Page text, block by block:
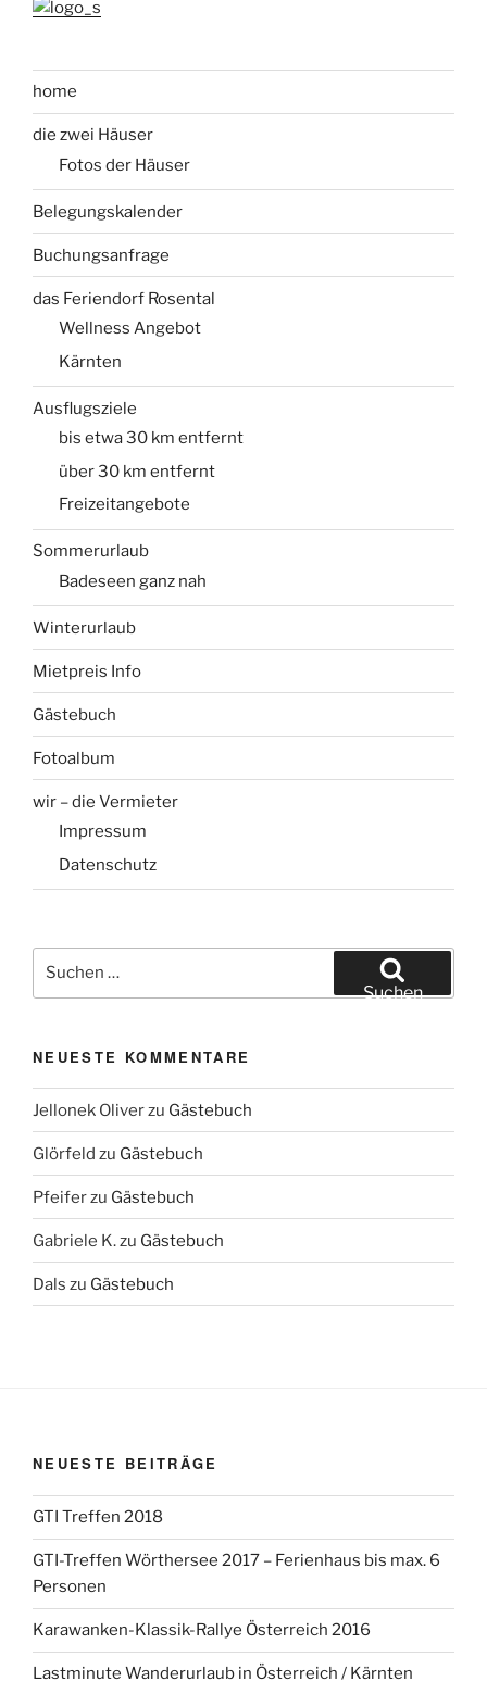
home
die zwei Häuser
Fotos der Häuser
Belegungskalender
Buchungsanfrage
das Feriendorf Rosental
Wellness Angebot
Kärnten
Ausflugsziele
bis etwa 30 km entfernt
über 30 km entfernt
Freizeitangebote
Sommerurlaub
Badeseen ganz nah
Winterurlaub
Mietpreis Info
Gästebuch
Fotoalbum
wir – die Vermieter
Impressum
Datenschutz
Suchen
nach:
Suchen
NEUESTE KOMMENTARE
Jellonek Oliverzu Gästebuch
Glörfeld zu Gästebuch
Pfeiferzu Gästebuch
Gabriele K.zu Gästebuch
Dals zu Gästebuch
NEUESTE BEITRÄGE
GTI Treffen 2018
GTI-Treffen Wörthersee 2017 – Ferienhaus bis max. 6
Personen
Karawanken-Klassik-Rallye Österreich 2016
Lastminute Wanderurlaub in Österreich / Kärnten